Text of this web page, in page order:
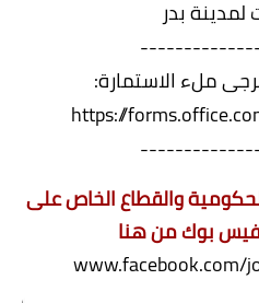
لمدينة بدر
ملء الاستمارة:
https://
والقطاع الخاص على
بوك من هنا
www.facebook.com/